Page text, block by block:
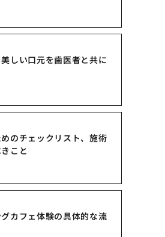
しい口元を歯医者と共に
のチェックリスト、施術
こと
カフェ体験の具体的な流